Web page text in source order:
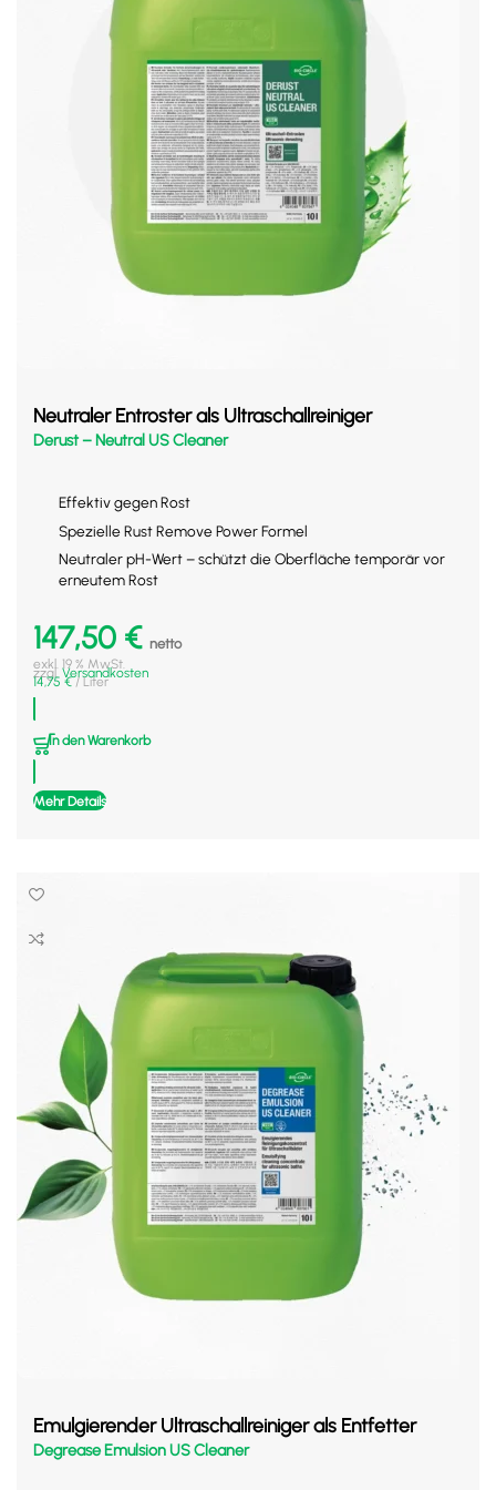
Neutraler Entroster als Ultraschallreiniger
Derust – Neutral US Cleaner
Effektiv gegen Rost
Spezielle Rust Remove Power Formel
Neutraler pH-Wert – schützt die Oberfläche temporär vor
erneutem Rost
147,50 € netto
exkl. 19 % MwSt.
zzgl.Versandkosten
14,75 €/Liter
In den Warenkorb
Mehr Details
Emulgierender Ultraschallreiniger als Entfetter
Degrease Emulsion US Cleaner